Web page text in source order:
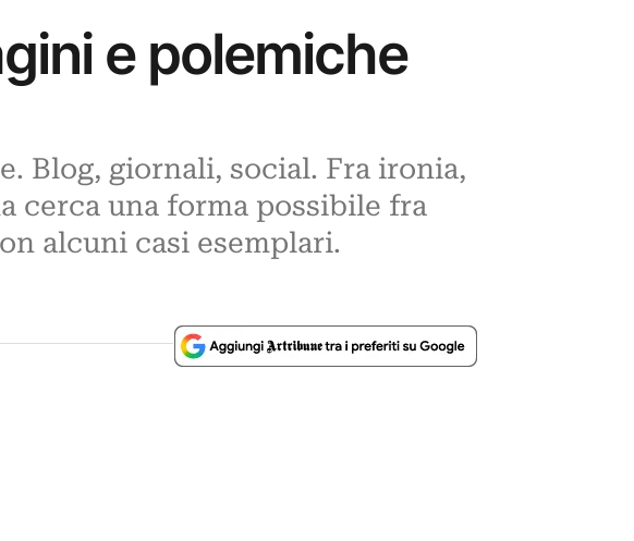
e polemiche
Blog, giornali, social. Fra ironia,
cerca una forma possibile fra
alcuni casi esemplari.